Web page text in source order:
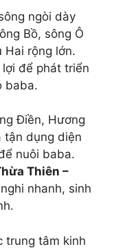
ngòi dày
Bồ, sông Ô
Hai rộng lớn.
để phát triển
baba.
Điền, Hương
tận dụng diện
nuôi baba.
Thiên –
nhanh, sinh
trung tâm kinh